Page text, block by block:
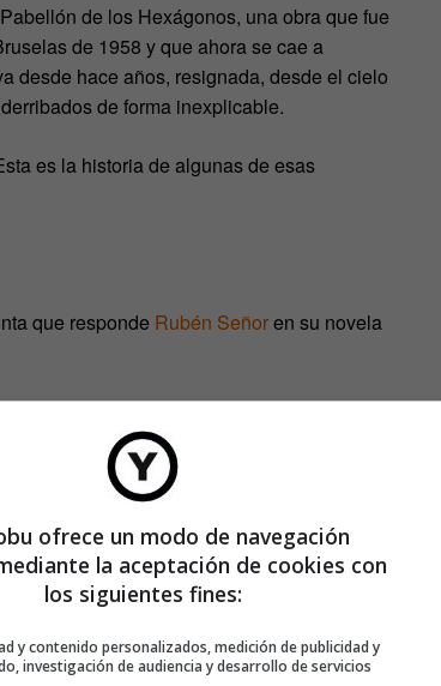
de los Hexágonos, una obra que fue
de 1958 y que ahora se cae a
desde hace años, resignada, desde el cielo
de forma inexplicable.
es la historia de algunas de esas
que responde Rubén Señoren su novela
había acostumbrado tanto a gritos,
es la peor de las agonías. He oído
en imágenes. En este momento, las
pasado por mí…».
más bien, se es engullido, la aparición y
o las guerras pueden hacer que una
problema ocurre cuando no son simples
ofrece un modo de navegación
la aceptación de cookies con
los siguientes fines:
y contenido personalizados, medición de publicidad y
investigación de audiencia y desarrollo de servicios